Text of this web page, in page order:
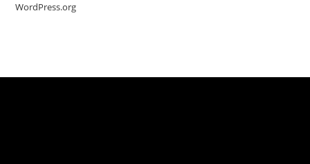
WordPress.org